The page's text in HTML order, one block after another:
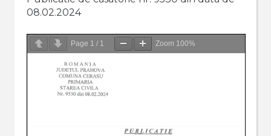
08.02.2024
Page 1 / 1 Zoom 100%